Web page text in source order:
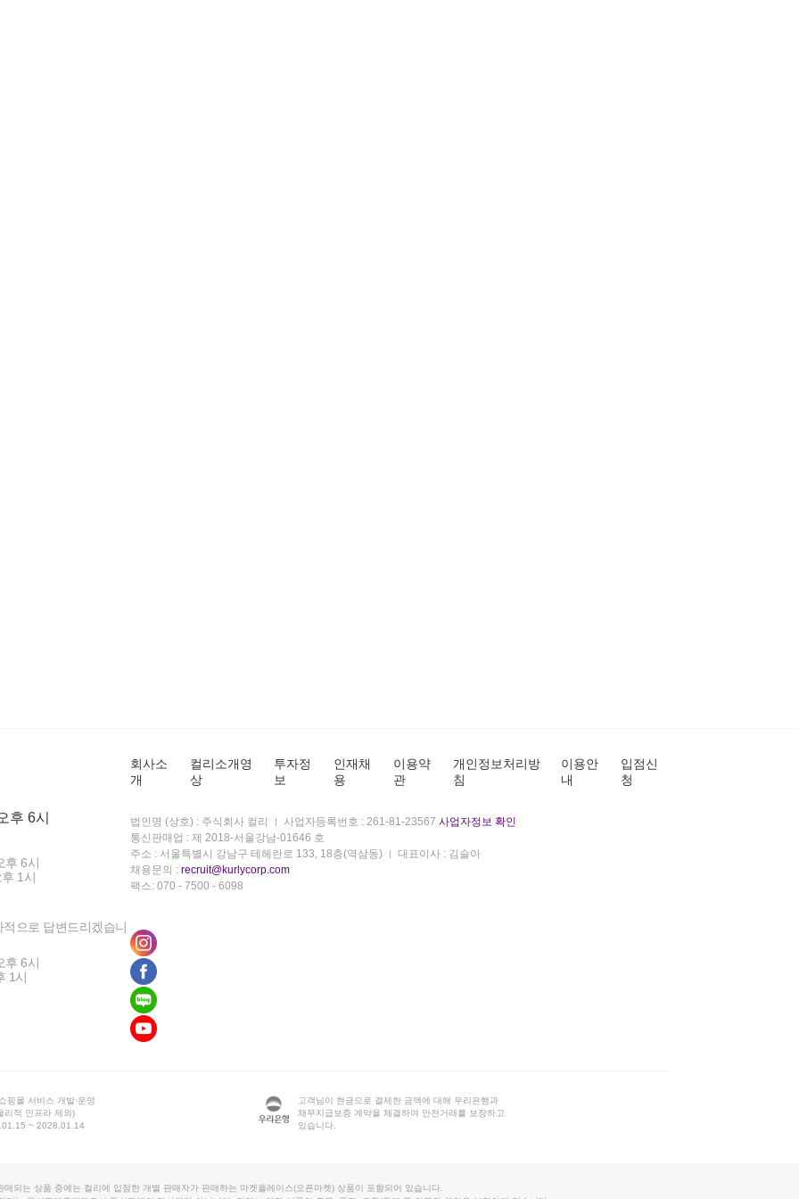
후 6시
후 6시
1시
으로 답변드리겠습니
후 6시
1시
회사소
개
컬리소개영
상
투자정
보
인재채
용
이용약
관
개인정보처리방
침
이용안
내
입점신
청
법인명 (상호) : 주식회사 컬리 사업자등록번호 : 261-81-23567 사업자정보 확인
통신판매업 : 제 2018-서울강남-01646 호
주소 : 서울특별시 강남구 테헤란로 133, 18층(역삼동)
대표이사 : 김슬아
채용문의 : recruit@kurlycorp.com
팩스: 070 - 7500 - 6098
핑몰 서비스 개발·운영
리적 인프라 제외)
~ 2028.01.14
고객님이 현금으로 결제한 금액에 대해 우리은행과
채무지급보증 계약을 체결하여 안전거래를 보장하고
있습니다.
매되는 상품 중에는 컬리에 입점한 개별 판매자가 판매하는 마켓플레이스(오픈마켓) 상품이 포함되어 있습니다.